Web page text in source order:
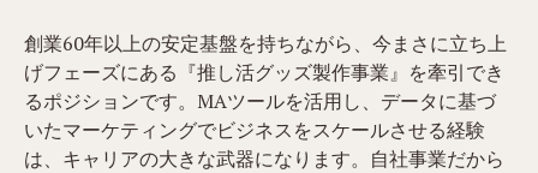
創業60年以上の安定基盤を持ちながら、今まさに立ち上
げフェーズにある『推し活グッズ製作事業』を牽引でき
るポジションです。MAツールを活用し、データに基づ
いたマーケティングでビジネスをスケールさせる経験
は、キャリアの大きな武器になります。自社事業だから